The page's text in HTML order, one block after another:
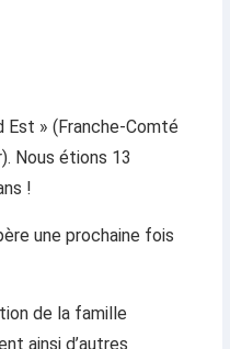
Est » (Franche-Comté
Nous étions 13
!
une prochaine fois
de la famille
ainsi d’autres